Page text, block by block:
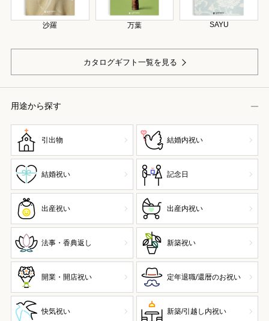
沙羅 万葉 SAYU
カタログギフト一覧を見る
用途から探す
引出物 結婚内祝い
結婚祝い 記念日
出産祝い 出産内祝い
法事・香典返し 新築祝い
開業・開店祝い 定年退職/還暦のお祝い
快気祝い 新築/引越し内祝い